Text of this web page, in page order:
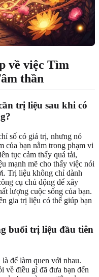
về việc Tìm
thần
trị liệu sau khi có
số có giá trị, nhưng nó
của bạn nằm trong phạm vi
tục cảm thấy quá tải,
mạnh mẽ cho thấy việc nói
Trị liệu không chỉ dành
cụ chủ động để xây
lượng cuộc sống của bạn.
gia trị liệu có thể giúp bạn
buổi trị liệu đầu tiên
là để làm quen với nhau.
về điều gì đã đưa bạn đến